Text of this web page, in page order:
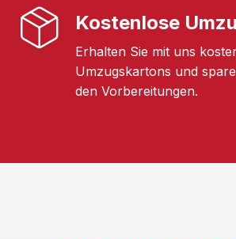
Kostenlose
Erhalten Sie mit uns
Umzugskartons und
den Vorbereitungen.